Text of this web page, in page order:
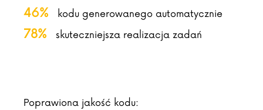
46% kodu generowanego automatycznie
78% skuteczniejsza realizacja zadań
Poprawiona jakość kodu: